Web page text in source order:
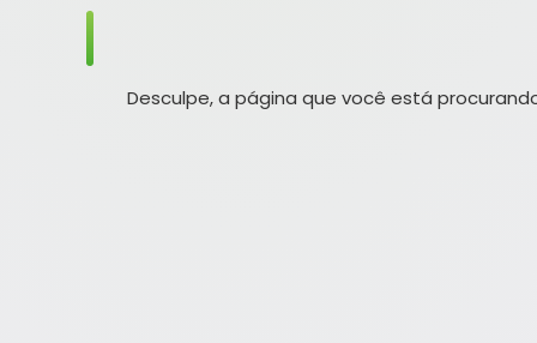
Desculpe, a página que você está